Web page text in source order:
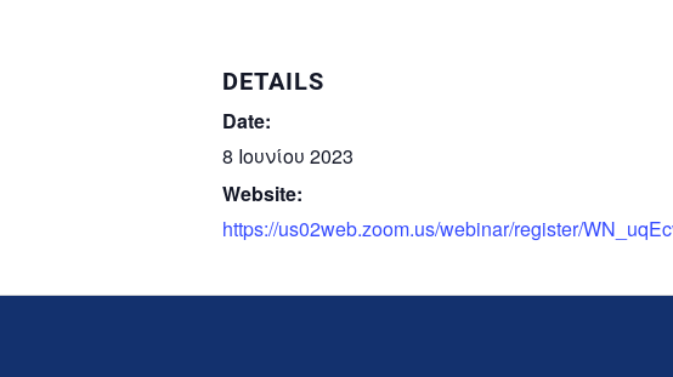
DETAILS
Date:
8 Ιουνίου 2023
Website:
https://us02web.zoom.us/webinar/register/